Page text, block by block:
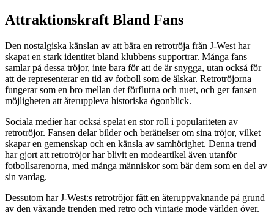
Attraktionskraft Bland Fans
Den nostalgiska känslan av att bära en retrotröja från J-West har
skapat en stark identitet bland klubbens supportrar. Många fans
samlar på dessa tröjor, inte bara för att de är snygga, utan också för
att de representerar en tid av fotboll som de älskar. Retrotröjorna
fungerar som en bro mellan det förflutna och nuet, och ger fansen
möjligheten att återuppleva historiska ögonblick.
Sociala medier har också spelat en stor roll i populariteten av
retrotröjor. Fansen delar bilder och berättelser om sina tröjor, vilket
skapar en gemenskap och en känsla av samhörighet. Denna trend
har gjort att retrotröjor har blivit en modeartikel även utanför
fotbollsarenorna, med många människor som bär dem som en del av
sin vardag.
Dessutom har J-West:s retrotröjor fått en återuppvaknande på grund
av den växande trenden med retro och vintage mode världen över.